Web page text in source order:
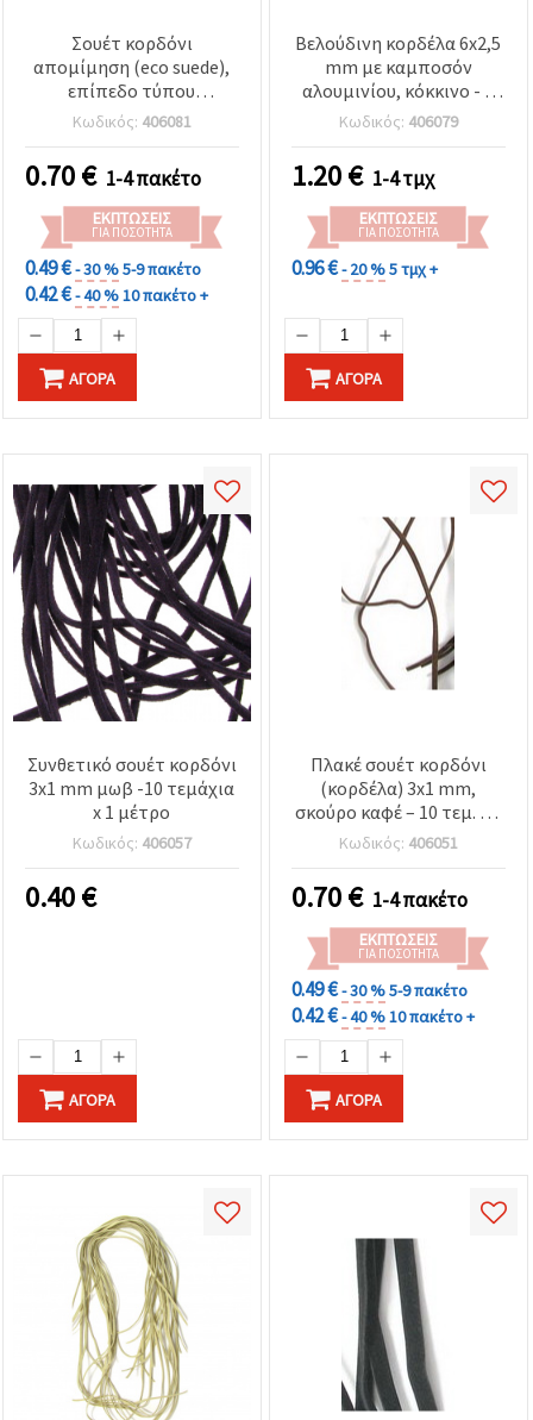
Σουέτ κορδόνι
απομίμηση (eco suede),
επίπεδο τύπου
κορδέλας, 3x1 mm, τεάλ/
τιρκουάζ-μπλε (χρώμα
TEAL), 10 x 1 m (σύνολο
10 m) – για κατασκευή
κοσμημάτων,
βραχιολιών, κολιέ &
διακοσμήσεις
Κωδικός: 406081
0.70€ 1-4 πακέτο
ΕΚΠΤΏΣΕΙΣ
ΓΙΑ ΠΟΣΌΤΗΤΑ
0.49 €- 30 %5-9 πακέτο
0.42 €- 40 %10 πακέτο +
ΑΓΟΡΆ
Βελούδινη κορδέλα 6x2,5
mm με καμποσόν
αλουμινίου, κόκκινο - 1
μέτρο
Κωδικός: 406079
1.20€ 1-4 τμχ
ΕΚΠΤΏΣΕΙΣ
ΓΙΑ ΠΟΣΌΤΗΤΑ
0.96 €- 20 %5 τμχ +
ΑΓΟΡΆ
Συνθετικό σουέτ κορδόνι
3x1 mm μωβ -10 τεμάχια
x 1 μέτρο
Κωδικός: 406057
0.40€
ΑΓΟΡΆ
Πλακέ σουέτ κορδόνι
(κορδέλα) 3x1 mm,
σκούρο καφέ – 10 τεμ. x 1
m | για κοσμήματα,
αξεσουάρ, χειροτεχνίες &
διακόσμηση
Κωδικός: 406051
0.70€ 1-4 πακέτο
ΕΚΠΤΏΣΕΙΣ
ΓΙΑ ΠΟΣΌΤΗΤΑ
0.49 €- 30 %5-9 πακέτο
0.42 €- 40 %10 πακέτο +
ΑΓΟΡΆ